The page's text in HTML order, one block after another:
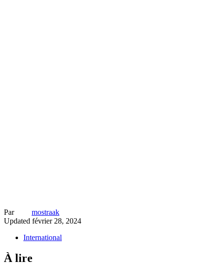
Par
mostraak
Updated février 28, 2024
International
À lire